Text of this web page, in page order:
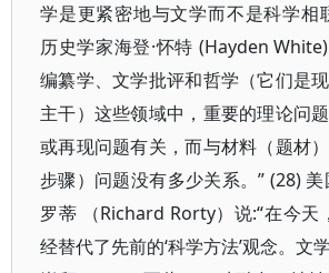
学是更紧密地与文学而不是科学相
历史学家海登·怀特 (Hayden
编纂学、文学批评和哲学（它们是
主干）这些领域中，重要的理论问
或再现问题有关，而与材料（题材
步骤）问题没有多少关系。” (28) 美
罗蒂 （Richard Rorty）说:“在今天
经替代了先前的‘科学方法’观念。文